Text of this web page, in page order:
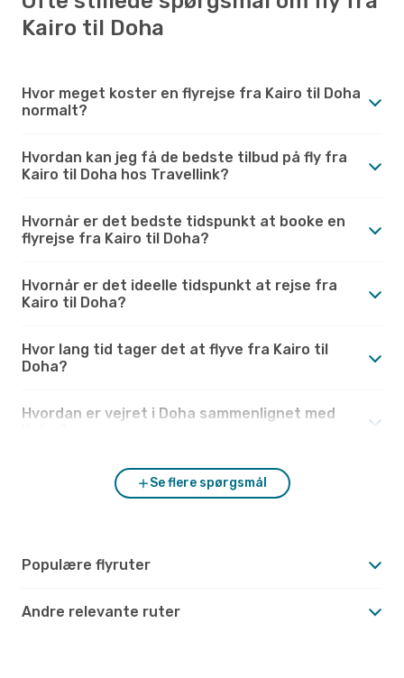
Kairo til Doha
Hvor meget koster en flyrejse fra Kairo til Doha
normalt?
Hvordan kan jeg få de bedste tilbud på fly fra
Kairo til Doha hos Travellink?
Hvornår er det bedste tidspunkt at booke en
flyrejse fra Kairo til Doha?
Hvornår er det ideelle tidspunkt at rejse fra
Kairo til Doha?
Hvor lang tid tager det at flyve fra Kairo til
Doha?
Hvordan er vejret i Doha sammenlignet med
Se flere spørgsmål
Populære flyruter
Andre relevante ruter